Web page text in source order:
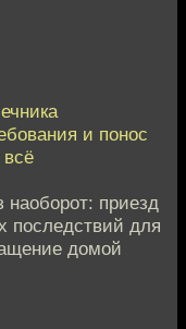
и понос
приезд
последствий для
домой